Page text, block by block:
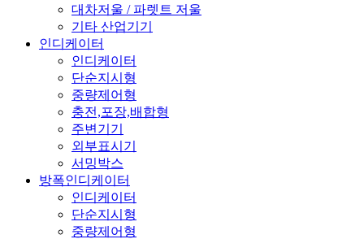
대차저울 / 파렛트 저울
기타 산업기기
인디케이터
인디케이터
단순지시형
중량제어형
충전,포장,배합형
주변기기
외부표시기
서밍박스
방폭인디케이터
인디케이터
단순지시형
중량제어형